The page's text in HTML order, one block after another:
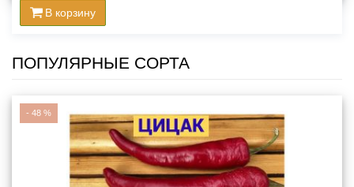
В корзину
ПОПУЛЯРНЫЕ СОРТА
-48%